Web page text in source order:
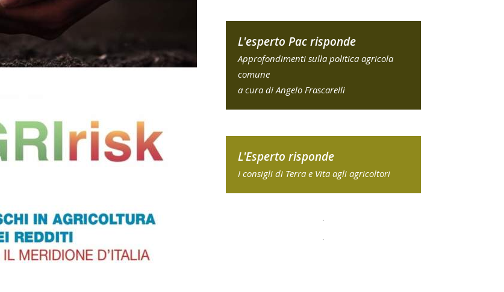
L'esperto Pac risponde
Approfondimenti sulla politica agricola
comune
a cura di Angelo Frascarelli
L'Esperto risponde
I consigli di Terra e Vita agli agricoltori